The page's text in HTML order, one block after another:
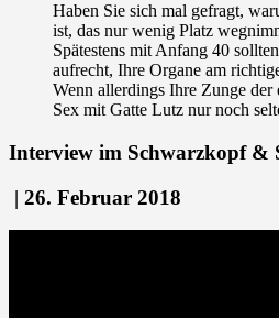
Haben Sie sich mal gefragt,
ist, das nur wenig Platz
Spätestens mit Anfang 40
aufrecht, Ihre Organe am
Wenn allerdings Ihre Zunge
Sex mit Gatte Lutz nur noch
Interview im Schwarzkopf &
| 26. Februar 2018